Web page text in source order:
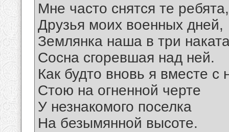
Мне часто снятся те ребята,
Друзья моих военных дней,
Землянка наша в три
Сосна сгоревшая над ней.
Как будто вновь я вместе с
Стою на огненной черте
У незнакомого поселка
На безымянной высоте.